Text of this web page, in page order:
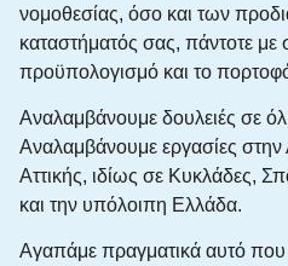
νομοθεσίας, όσο και των
καταστήματός σας, πάντοτε
προϋπολογισμό και το
Αναλαμβάνουμε δουλειές σε
Αναλαμβάνουμε εργασίες στην
Αττικής, ιδίως σε Κυκλάδες,
και την υπόλοιπη Ελλάδα.
Αγαπάμε πραγματικά αυτό